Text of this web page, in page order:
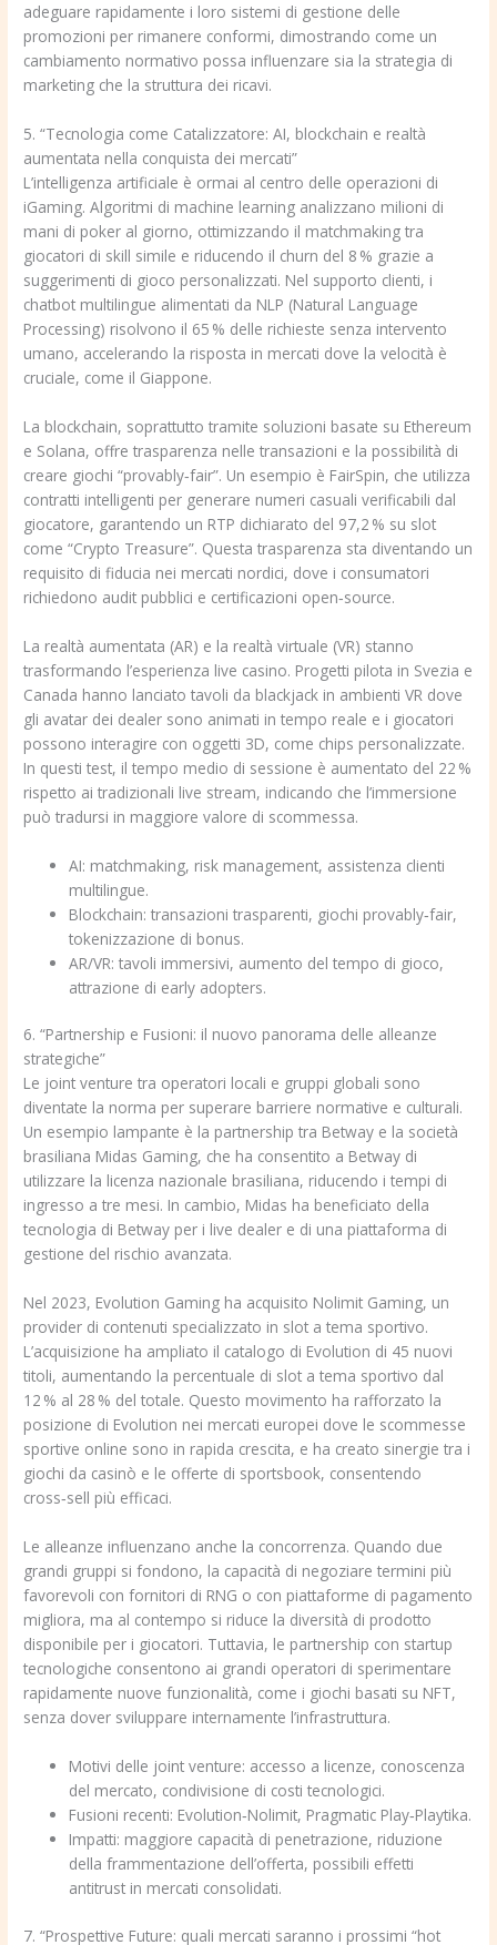
adeguare rapidamente i loro sistemi di gestione delle
promozioni per rimanere conformi, dimostrando come un
cambiamento normativo possa influenzare sia la strategia di
marketing che la struttura dei ricavi.
5. “Tecnologia come Catalizzatore: AI, blockchain e realtà
aumentata nella conquista dei mercati”
L’intelligenza artificiale è ormai al centro delle operazioni di
iGaming. Algoritmi di machine learning analizzano milioni di
mani di poker al giorno, ottimizzando il matchmaking tra
giocatori di skill simile e riducendo il churn del 8 % grazie a
suggerimenti di gioco personalizzati. Nel supporto clienti, i
chatbot multilingue alimentati da NLP (Natural Language
Processing) risolvono il 65 % delle richieste senza intervento
umano, accelerando la risposta in mercati dove la velocità è
cruciale, come il Giappone.
La blockchain, soprattutto tramite soluzioni basate su Ethereum
e Solana, offre trasparenza nelle transazioni e la possibilità di
creare giochi “provably‑fair”. Un esempio è FairSpin, che utilizza
contratti intelligenti per generare numeri casuali verificabili dal
giocatore, garantendo un RTP dichiarato del 97,2 % su slot
come “Crypto Treasure”. Questa trasparenza sta diventando un
requisito di fiducia nei mercati nordici, dove i consumatori
richiedono audit pubblici e certificazioni open‑source.
La realtà aumentata (AR) e la realtà virtuale (VR) stanno
trasformando l’esperienza live casino. Progetti pilota in Svezia e
Canada hanno lanciato tavoli da blackjack in ambienti VR dove
gli avatar dei dealer sono animati in tempo reale e i giocatori
possono interagire con oggetti 3D, come chips personalizzate.
In questi test, il tempo medio di sessione è aumentato del 22 %
rispetto ai tradizionali live stream, indicando che l’immersione
può tradursi in maggiore valore di scommessa.
AI: matchmaking, risk management, assistenza clienti
multilingue.
Blockchain: transazioni trasparenti, giochi provably‑fair,
tokenizzazione di bonus.
AR/VR: tavoli immersivi, aumento del tempo di gioco,
attrazione di early adopters.
6. “Partnership e Fusioni: il nuovo panorama delle alleanze
strategiche”
Le joint venture tra operatori locali e gruppi globali sono
diventate la norma per superare barriere normative e culturali.
Un esempio lampante è la partnership tra Betway e la società
brasiliana Midas Gaming, che ha consentito a Betway di
utilizzare la licenza nazionale brasiliana, riducendo i tempi di
ingresso a tre mesi. In cambio, Midas ha beneficiato della
tecnologia di Betway per i live dealer e di una piattaforma di
gestione del rischio avanzata.
Nel 2023, Evolution Gaming ha acquisito Nolimit Gaming, un
provider di contenuti specializzato in slot a tema sportivo.
L’acquisizione ha ampliato il catalogo di Evolution di 45 nuovi
titoli, aumentando la percentuale di slot a tema sportivo dal
12 % al 28 % del totale. Questo movimento ha rafforzato la
posizione di Evolution nei mercati europei dove le scommesse
sportive online sono in rapida crescita, e ha creato sinergie tra i
giochi da casinò e le offerte di sportsbook, consentendo
cross‑sell più efficaci.
Le alleanze influenzano anche la concorrenza. Quando due
grandi gruppi si fondono, la capacità di negoziare termini più
favorevoli con fornitori di RNG o con piattaforme di pagamento
migliora, ma al contempo si riduce la diversità di prodotto
disponibile per i giocatori. Tuttavia, le partnership con startup
tecnologiche consentono ai grandi operatori di sperimentare
rapidamente nuove funzionalità, come i giochi basati su NFT,
senza dover sviluppare internamente l’infrastruttura.
Motivi delle joint venture: accesso a licenze, conoscenza
del mercato, condivisione di costi tecnologici.
Fusioni recenti: Evolution‑Nolimit, Pragmatic Play‑Playtika.
Impatti: maggiore capacità di penetrazione, riduzione
della frammentazione dell’offerta, possibili effetti
antitrust in mercati consolidati.
7. “Prospettive Future: quali mercati saranno i prossimi “hot